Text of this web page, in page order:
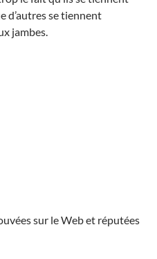
d’autres se tiennent
jambes.
sur le Web et réputées